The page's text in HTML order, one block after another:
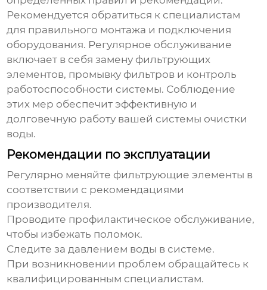
Рекомендуется обратиться к специалистам
для правильного монтажа и подключения
оборудования. Регулярное обслуживание
включает в себя замену фильтрующих
элементов, промывку фильтров и контроль
работоспособности системы. Соблюдение
этих мер обеспечит эффективную и
долговечную работу вашей системы очистки
воды.
Рекомендации по эксплуатации
Регулярно меняйте фильтрующие элементы в
соответствии с рекомендациями
производителя.
Проводите профилактическое обслуживание,
чтобы избежать поломок.
Следите за давлением воды в системе.
При возникновении проблем обращайтесь к
квалифицированным специалистам.